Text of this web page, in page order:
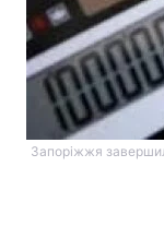
Запоріжжя